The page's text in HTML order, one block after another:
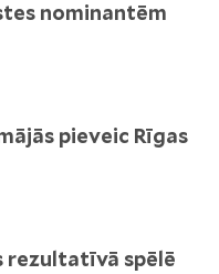
nominantēm
pieveic Rīgas
rezultatīvā spēlē